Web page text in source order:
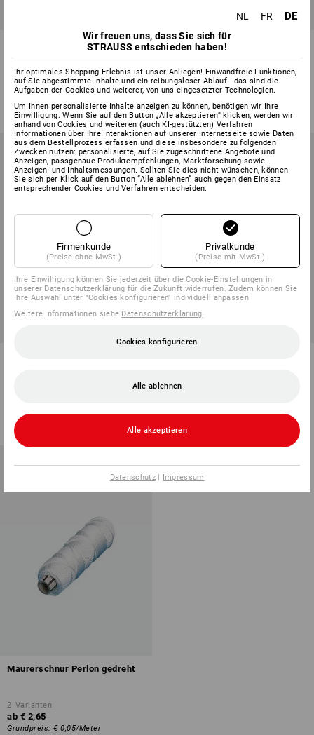
Maurerschnur Perlon gedreht,
1 Farbe
ab € 2,29
Grundpreis :€ 0,05/Meter
(m. MwSt.) ab 10 Stück
Maurerschnur Polyethylen, rot
3 Varianten
ab € 1,56
Grundpreis :€ 0,03/Meter
(m. MwSt.) ab 48 Stück
Grundpreis
(m. MwSt.) ab 24 Stück
Maurerschnur Perlon gedreht
2 Varianten
ab € 2,65
Grundpreis: € 0,05/Meter
NL FR DE
Wir freuen uns, dass Sie sich für
STRAUSS entschieden haben!
Ihr optimales Shopping-Erlebnis ist unser Anliegen! Einwandfreie Funktionen,
auf Sie abgestimmte Inhalte und ein reibungsloser Ablauf - das sind die
Aufgaben der Cookies und weiterer, von uns eingesetzter Technologien.
Um Ihnen personalisierte Inhalte anzeigen zu können, benötigen wir Ihre
Einwilligung. Wenn Sie auf den Button „Alle akzeptieren“ klicken, werden wir
anhand von Cookies und weiteren (auch KI-gestützten) Verfahren
Informationen über Ihre Interaktionen auf unserer Internetseite sowie Daten
aus dem Bestellprozess erfassen und diese insbesondere zu folgenden
Zwecken nutzen: personalisierte, auf Sie zugeschnittene Angebote und
Anzeigen, passgenaue Produktempfehlungen, Marktforschung sowie
Anzeigen- und Inhaltsmessungen. Sollten Sie dies nicht wünschen, können
Sie sich per Klick auf den Button “Alle ablehnen” auch gegen den Einsatz
entsprechender Cookies und Verfahren entscheiden.
Firmenkunde
(Preise ohne MwSt.)
Privatkunde
(Preise mit MwSt.)
Ihre Einwilligung können Sie jederzeit über dieCookie-Einstellungen in
unserer Datenschutzerklärung für die Zukunft widerrufen. Zudem können Sie
Ihre Auswahl unter "Cookies konfigurieren" individuell anpassen
Weitere Informationen siehe Datenschutzerklärung.
Cookies konfigurieren
Alle ablehnen
Alle akzeptieren
Datenschutz| Impressum